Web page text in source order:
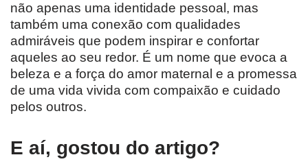
não apenas uma identidade pessoal, mas
também uma conexão com qualidades
admiráveis que podem inspirar e confortar
aqueles ao seu redor. É um nome que evoca a
beleza e a força do amor maternal e a promessa
de uma vida vivida com compaixão e cuidado
pelos outros.
E aí, gostou do artigo?